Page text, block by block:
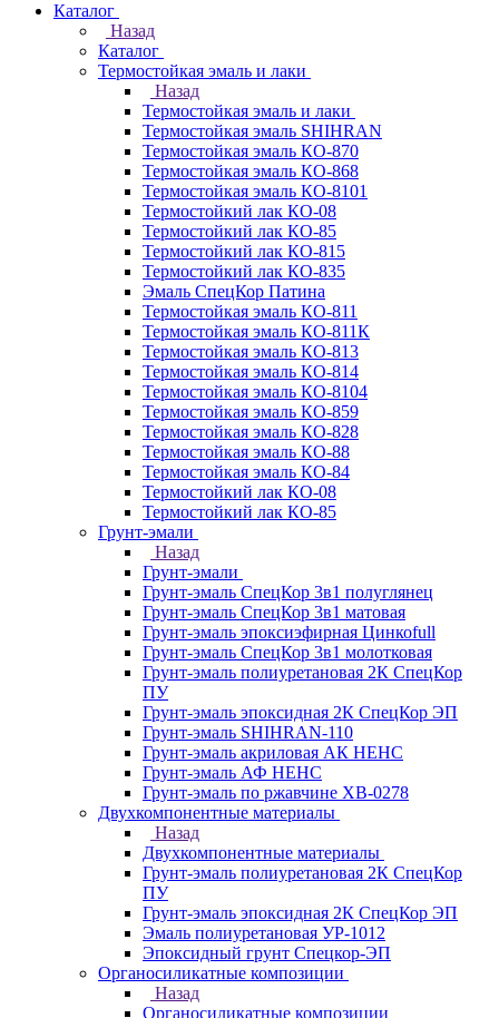
Каталог
Назад
Каталог
Термостойкая эмаль и лаки
Назад
Термостойкая эмаль и лаки
Термостойкая эмаль SHIHRAN
Термостойкая эмаль КО-870
Термостойкая эмаль КО-868
Термостойкая эмаль КО-8101
Термостойкий лак КО-08
Термостойкий лак КО-85
Термостойкий лак КО-815
Термостойкий лак КО-835
Эмаль СпецКор Патина
Термостойкая эмаль КО-811
Термостойкая эмаль КО-811К
Термостойкая эмаль КО-813
Термостойкая эмаль КО-814
Термостойкая эмаль КО-8104
Термостойкая эмаль КО-859
Термостойкая эмаль КО-828
Термостойкая эмаль КО-88
Термостойкая эмаль КО-84
Термостойкий лак КО-08
Термостойкий лак КО-85
Грунт-эмали
Назад
Грунт-эмали
Грунт-эмаль СпецКор 3в1 полуглянец
Грунт-эмаль СпецКор 3в1 матовая
Грунт-эмаль эпоксиэфирная Цинкоfull
Грунт-эмаль СпецКор 3в1 молотковая
Грунт-эмаль полиуретановая 2К СпецКор
ПУ
Грунт-эмаль эпоксидная 2К СпецКор ЭП
Грунт-эмаль SHIHRAN-110
Грунт-эмаль акриловая АК НЕНС
Грунт-эмаль АФ НЕНС
Грунт-эмаль по ржавчине ХВ-0278
Двухкомпонентные материалы
Назад
Двухкомпонентные материалы
Грунт-эмаль полиуретановая 2К СпецКор
ПУ
Грунт-эмаль эпоксидная 2К СпецКор ЭП
Эмаль полиуретановая УР-1012
Эпоксидный грунт Спецкор-ЭП
Органосиликатные композиции
Назад
Органосиликатные композиции